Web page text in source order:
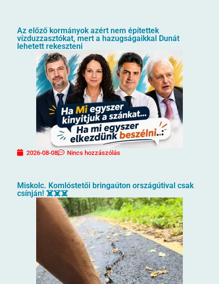
Az előző kormányok azért nem építettek
vízduzzasztókat, mert a hazugságaikkal Dunát
lehetett rekeszteni
2026-08-08 Nincs hozzászólás
Miskolc. Komlóstetői bringaúton országútival csak
csínján! ☠️☠️☠️